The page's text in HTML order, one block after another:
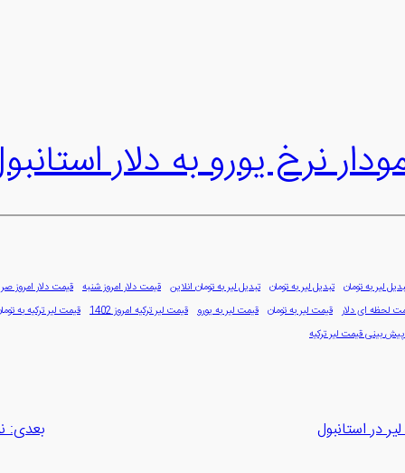
نرخ یورو به دلار
لیر به تومان تبدیل لیر به تومان تبدیل لیر به تومان انلاین قیمت دلار امروز شنبه قیمت دلار امروز
لحظه ای دلار قیمت لیر به تومان قیمت لیر به یورو قیمت لیر ترکیه امروز 1402
قیمت لیر ترکیه به
پیش بینی قیمت لیر ترکیه
در استانبول بعدی: